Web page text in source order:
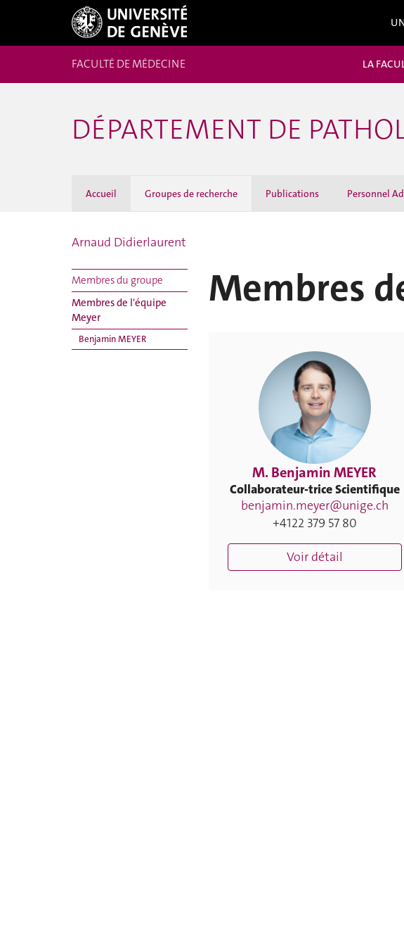
FACULTÉ DE MÉDECINE LA
DÉPARTEMENT DE
Accueil Groupes de recherche Publications Personnel
Arnaud Didierlaurent
Membres du groupe
Membres de l'équipe
Meyer
Benjamin MEYER
Membres
M. Benjamin MEYER
Collaborateur-trice Scientifique
benjamin.meyer@unige.ch
+4122 379 57 80
Voir détail